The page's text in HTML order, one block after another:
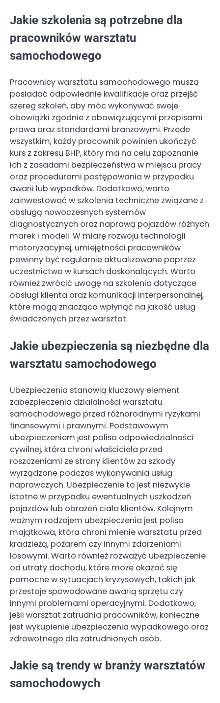
Jakie szkolenia są potrzebne dla
pracowników warsztatu
samochodowego
Pracownicy warsztatu samochodowego muszą
posiadać odpowiednie kwalifikacje oraz przejść
szereg szkoleń, aby móc wykonywać swoje
obowiązki zgodnie z obowiązującymi przepisami
prawa oraz standardami branżowymi. Przede
wszystkim, każdy pracownik powinien ukończyć
kurs z zakresu BHP, który ma na celu zapoznanie
ich z zasadami bezpieczeństwa w miejscu pracy
oraz procedurami postępowania w przypadku
awarii lub wypadków. Dodatkowo, warto
zainwestować w szkolenia techniczne związane z
obsługą nowoczesnych systemów
diagnostycznych oraz naprawą pojazdów różnych
marek i modeli. W miarę rozwoju technologii
motoryzacyjnej, umiejętności pracowników
powinny być regularnie aktualizowane poprzez
uczestnictwo w kursach doskonalących. Warto
również zwrócić uwagę na szkolenia dotyczące
obsługi klienta oraz komunikacji interpersonalnej,
które mogą znacząco wpłynąć na jakość usług
świadczonych przez warsztat.
Jakie ubezpieczenia są niezbędne dla
warsztatu samochodowego
Ubezpieczenia stanowią kluczowy element
zabezpieczenia działalności warsztatu
samochodowego przed różnorodnymi ryzykami
finansowymi i prawnymi. Podstawowym
ubezpieczeniem jest polisa odpowiedzialności
cywilnej, która chroni właściciela przed
roszczeniami ze strony klientów za szkody
wyrządzone podczas wykonywania usług
naprawczych. Ubezpieczenie to jest niezwykle
istotne w przypadku ewentualnych uszkodzeń
pojazdów lub obrażeń ciała klientów. Kolejnym
ważnym rodzajem ubezpieczenia jest polisa
majątkowa, która chroni mienie warsztatu przed
kradzieżą, pożarem czy innymi zdarzeniami
losowymi. Warto również rozważyć ubezpieczenie
od utraty dochodu, które może okazać się
pomocne w sytuacjach kryzysowych, takich jak
przestoje spowodowane awarią sprzętu czy
innymi problemami operacyjnymi. Dodatkowo,
jeśli warsztat zatrudnia pracowników, konieczne
jest wykupienie ubezpieczenia wypadkowego oraz
zdrowotnego dla zatrudnionych osób.
Jakie są trendy w branży warsztatów
samochodowych